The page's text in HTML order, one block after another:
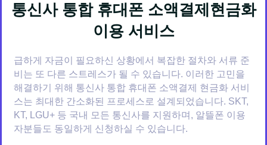
통신사 통합 휴대폰 소액결제현금화
이용 서비스
급하게 자금이 필요하신 상황에서 복잡한 절차와 서류 준
비는 또 다른 스트레스가 될 수 있습니다. 이러한 고민을
해결하기 위해 통신사 통합 휴대폰 소액결제 현금화 서비
스는 최대한 간소화된 프로세스로 설계되었습니다. SKT,
KT, LGU+ 등 국내 모든 통신사를 지원하며, 알뜰폰 이용
자분들도 동일하게 신청하실 수 있습니다.